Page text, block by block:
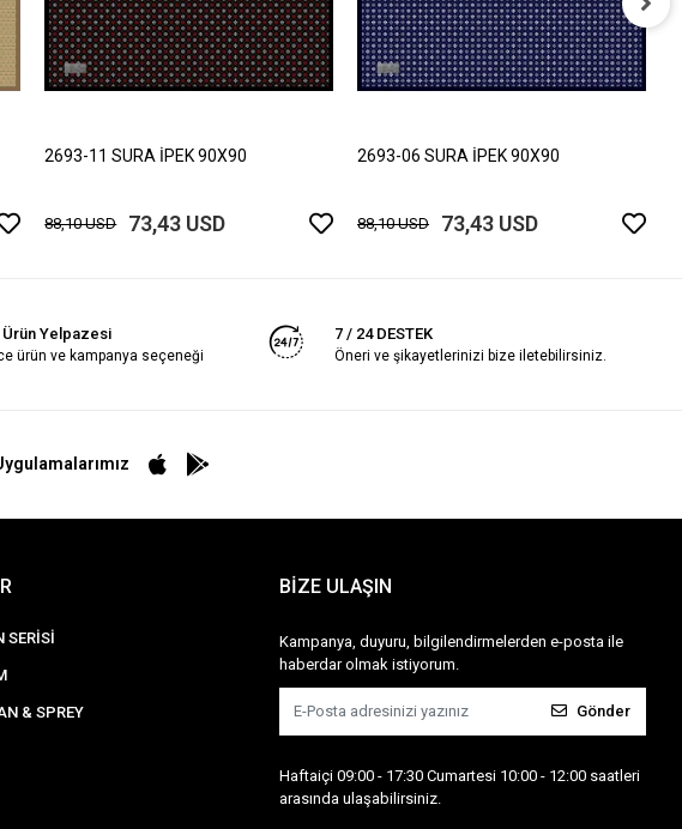
2693-11 SURA İPEK 90X90
88,10 USD 73,43 USD
2693-06 SURA İPEK 90X90
88,10 USD 73,43 USD
Ürün Yelpazesi
ürün ve kampanya seçeneği
7 / 24 DESTEK
Öneri ve şikayetlerinizi bize iletebilirsiniz.
SERİSİ
& SPREY
BİZE ULAŞIN
Kampanya, duyuru, bilgilendirmelerden e-posta ile
haberdar olmak istiyorum.
Gönder
Haftaiçi 09:00 - 17:30 Cumartesi 10:00 - 12:00 saatleri
arasında ulaşabilirsiniz.